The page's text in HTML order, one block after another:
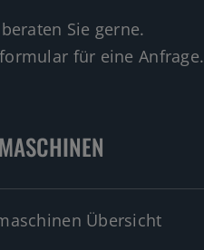
Sie gerne.
für eine Anfrage.
Übersicht